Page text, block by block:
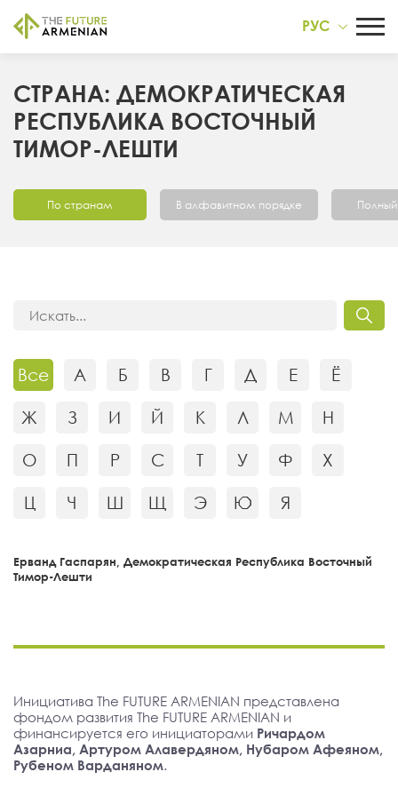
РУС
СТРАНА: ДЕМОКРАТИЧЕСКАЯ
РЕСПУБЛИКА ВОСТОЧНЫЙ
ТИМОР-ЛЕШТИ
По странам В алфавитном порядке
Все А Б В Г Д Е Ё
Ж З И Й К Л М Н
О П Р С Т У Ф Х
Ц Ч Ш Щ Э Ю Я
Ерванд Гаспарян, Демократическая Республика Восточный
Тимор-Лешти
Инициатива The FUTURE ARMENIAN представлена
фондом развития The FUTURE ARMENIAN и
финансируется его инициаторами Ричардом
Азарниа, Артуром Алавердяном, Нубаром Афеяном,
Рубеном Варданяном.